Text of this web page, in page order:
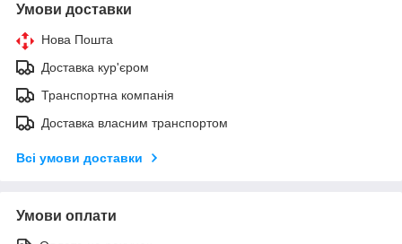
Умови доставки
Нова Пошта
Доставка кур'єром
Транспортна компанія
Доставка власним транспортом
Всі умови доставки
Умови оплати